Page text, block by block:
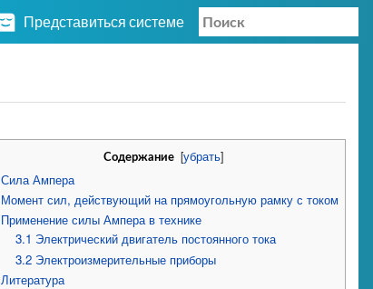
Представиться системе
Содержание [убрать]
Сила Ампера
Момент сил, действующий на прямоугольную рамку с током
Применение силы Ампера в технике
3.1 Электрический двигатель постоянного тока
3.2 Электроизмерительные приборы
Литература